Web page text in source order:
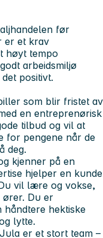
før
er et krav
høyt tempo
arbeidsmiljø
positivt.
som blir fristet av
en entreprenørisk
tilbud og vil at
for pengene når de
deg.
kjenner på en
hjelper en kunde
vil lære og vokse,
ører. Du er
hektiske
lytte.
er et stort team –